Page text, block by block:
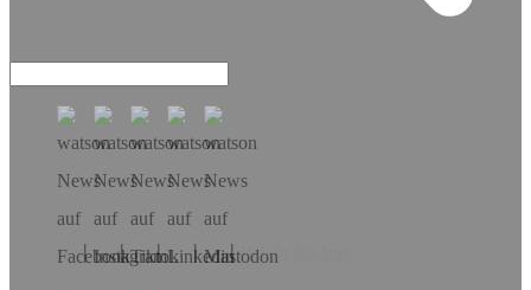
Hol dir die App!